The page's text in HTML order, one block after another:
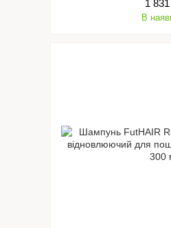
1 831
В